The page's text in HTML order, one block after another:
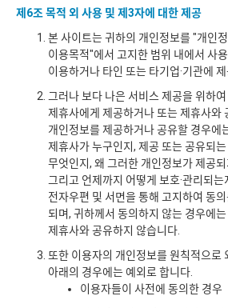
제6조 목적 외 사용 및 제3자에 대한 제공
본 사이트는 귀하의 개인정보를 "개인
이용목적"에서 고지한 범위 내에서 사
이용하거나 타인 또는 타기업·기관에
그러나 보다 나은 서비스 제공을 위하
제휴사에게 제공하거나 또는 제휴사와
개인정보를 제공하거나 공유할 경우에
제휴사가 누구인지, 제공 또는 공유되는
무엇인지, 왜 그러한 개인정보가 제공
그리고 언제까지 어떻게 보호·관리되
전자우편 및 서면을 통해 고지하여 동
되며, 귀하께서 동의하지 않는 경우에
제휴사와 공유하지 않습니다.
또한 이용자의 개인정보를 원칙적으로
아래의 경우에는 예외로 합니다.
이용자들이 사전에 동의한 경우